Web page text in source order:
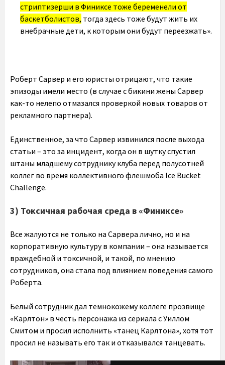
стриптизерши в Финиксе тоже беременели от
баскетболистов, тогда здесь тоже будут жить их
внебрачные дети, к которым они будут переезжать».
Роберт Сарвер и его юристы отрицают, что такие
эпизоды имели место (в случае с бикини жены Сарвер
как-то нелепо отмазался проверкой новых товаров от
рекламного партнера).
Единственное, за что Сарвер извинился после выхода
статьи – это за инцидент, когда он в шутку спустил
штаны младшему сотруднику клуба перед полусотней
коллег во время коллективного флешмоба Ice Bucket
Challenge.
3) Токсичная рабочая среда в «Финиксе»
Все жалуются не только на Сарвера лично, но и на
корпоративную культуру в компании – она называется
враждебной и токсичной, и такой, по мнению
сотрудников, она стала под влиянием поведения самого
Роберта.
Белый сотрудник дал темнокожему коллеге прозвище
«Карлтон» в честь персонажа из сериала с Уиллом
Смитом и просил исполнить «танец Карлтона», хотя тот
просил не называть его так и отказывался танцевать.